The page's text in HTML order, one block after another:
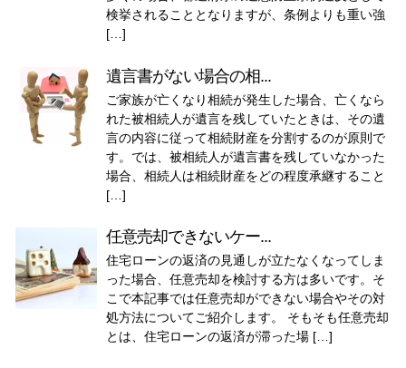
検挙されることとなりますが、条例よりも重い強
[…]
遺言書がない場合の相...
ご家族が亡くなり相続が発生した場合、亡くなら
れた被相続人が遺言を残していたときは、その遺
言の内容に従って相続財産を分割するのが原則で
す。では、被相続人が遺言書を残していなかった
場合、相続人は相続財産をどの程度承継すること
[…]
任意売却できないケー...
住宅ローンの返済の見通しが立たなくなってしま
った場合、任意売却を検討する方は多いです。そ
こで本記事では任意売却ができない場合やその対
処方法についてご紹介します。 そもそも任意売却
とは、住宅ローンの返済が滞った場 […]